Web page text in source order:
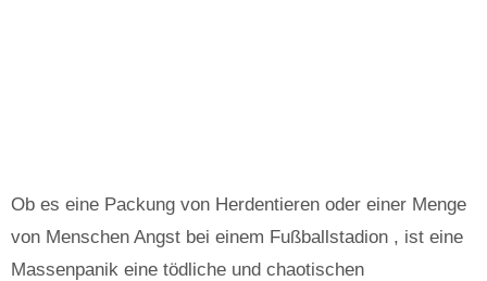
Ob es eine Packung von Herdentieren oder einer Menge
von Menschen Angst bei einem Fußballstadion , ist eine
Massenpanik eine tödliche und chaotischen